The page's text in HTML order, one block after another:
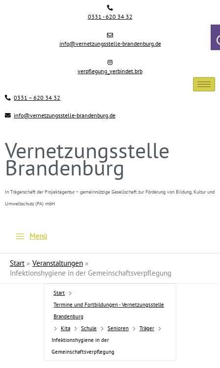
0331 - 620 34 32
info@vernetzungsstelle-brandenburg.de
verpflegung_verbindet.brb
0331 – 620 34 32
info@vernetzungsstelle-brandenburg.de
Vernetzungsstelle
Brandenburg
In Trägerschaft der Projektagentur – gemeinnützige Gesellschaft zur Förderung von Bildung, Kultur und
Umweltschutz (PA) mbH
Menü
Start
Veranstaltungen
Infektionshygiene in der Gemeinschaftsverpflegung
Start
Termine und Fortbildungen - Vernetzungsstelle
Brandenburg
Kita
Schule Senioren
Träger
Infektionshygiene in der
Gemeinschaftsverpflegung